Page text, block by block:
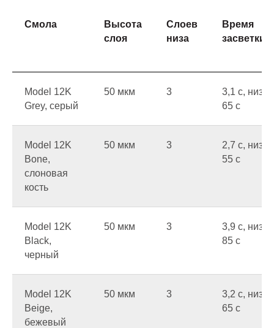
Смола
Высота
слоя
Слоев
низа
Время
засветки
Model 12K
Grey, серый
50 мкм 3
3,1 c, низ
65 c
Model 12K
Bone,
слоновая
кость
50 мкм 3
2,7 c, низ
55 c
Model 12K
Black,
черный
50 мкм 3
3,9 c, низ
85 c
Model 12K
Beige,
бежевый
50 мкм 3
3,2 c, низ
65 c